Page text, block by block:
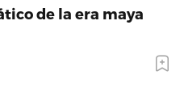
de la era maya